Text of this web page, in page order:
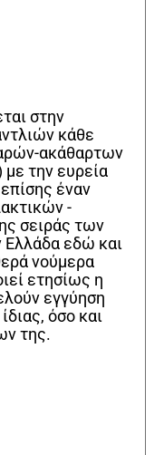
στην
κάθε
ακάθαρτων
την ευρεία
έναν
-
σειράς των
Ελλάδα εδώ και
νούμερα
ετησίως η
εγγύηση
όσο και
της.